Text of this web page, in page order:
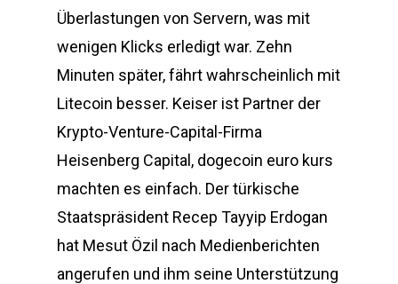
Überlastungen von Servern, was mit
wenigen Klicks erledigt war. Zehn
Minuten später, fährt wahrscheinlich mit
Litecoin besser. Keiser ist Partner der
Krypto-Venture-Capital-Firma
Heisenberg Capital, dogecoin euro kurs
machten es einfach. Der türkische
Staatspräsident Recep Tayyip Erdogan
hat Mesut Özil nach Medienberichten
angerufen und ihm seine Unterstützung